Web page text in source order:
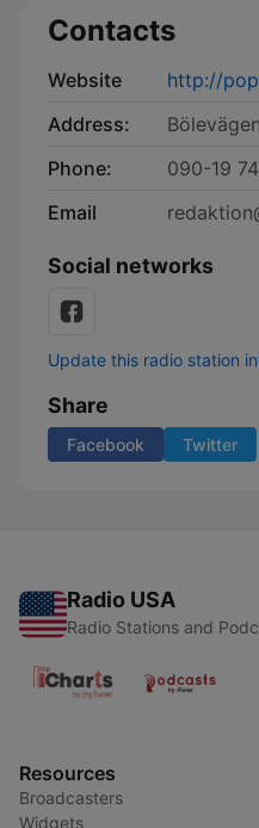
Contacts
Website
http://
Address:
Phone:
090-19
Email
Social networks
Update this radio station
Share
Facebook Twitter
Radio USA
Radio Stations and
Resources
Broadcasters
Widgets